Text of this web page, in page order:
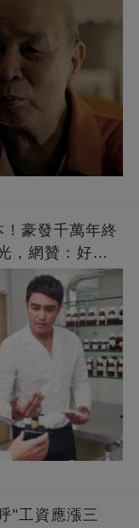
豪發千萬年終
，網贊：好老
"工資應漲三